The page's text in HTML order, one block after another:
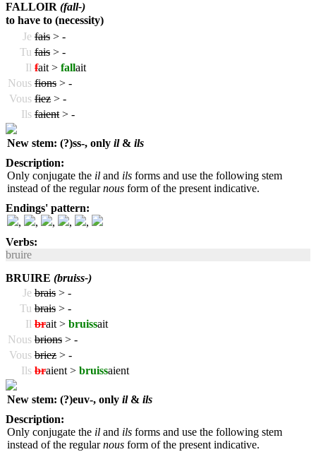
FALLOIR (fall-)
to have to (necessity)
Je fais > -
Tu fais > -
Il fait > fallait
Nous fions > -
Vous fiez > -
Ils faient > -
New stem: (?)ss-, only il& ils
Description:
Only conjugate the il and ils forms and use the following stem
instead of the regularnous form of the present indicative.
Endings' pattern:
,
, , ,
,
Verbs:
bruire
BRUIRE (bruiss-)
Je brais > -
Tu brais > -
Il brait > bruissait
Nous brions > -
Vous briez > -
Ils braient > bruissaient
New stem: (?)euv-, only il& ils
Description:
Only conjugate the il and ils forms and use the following stem
instead of the regularnous form of the present indicative.